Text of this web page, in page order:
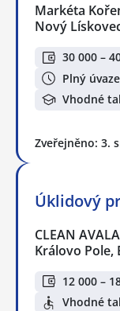
Markéta
Nový
30 000 –
Plný
Vhodné
Zveřejněno: 3.
Úklidový
CLEAN
Královo Pole,
12 000 –
Vhodné